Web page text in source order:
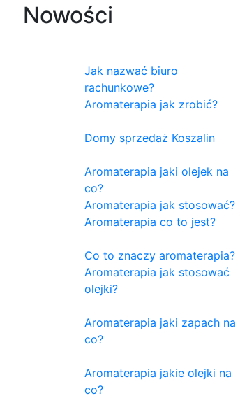
Nowości
Jak nazwać biuro
rachunkowe?
Aromaterapia jak zrobić?
Domy sprzedaż Koszalin
Aromaterapia jaki olejek na
co?
Aromaterapia jak stosować?
Aromaterapia co to jest?
Co to znaczy aromaterapia?
Aromaterapia jak stosować
olejki?
Aromaterapia jaki zapach na
co?
Aromaterapia jakie olejki na
co?